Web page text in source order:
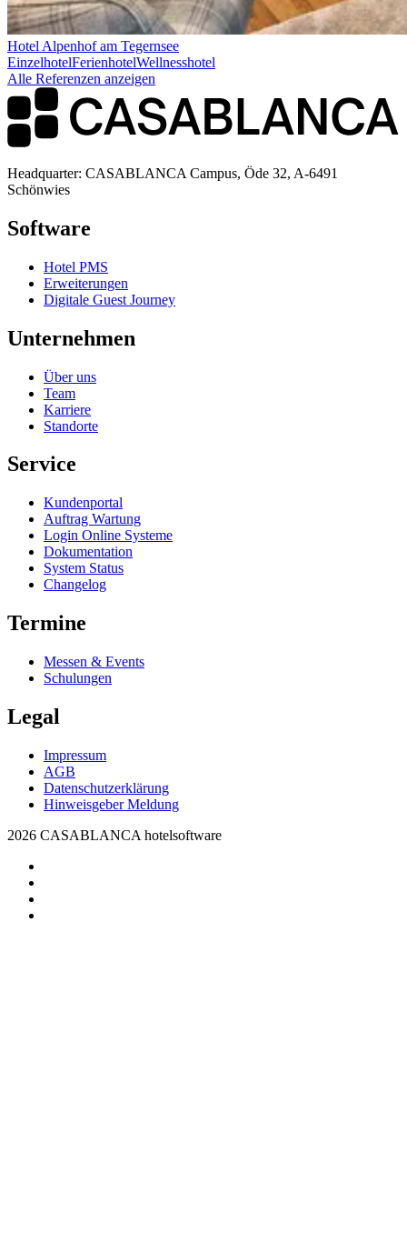
Hotel Alpenhof am Tegernsee
EinzelhotelFerienhotelWellnesshotel
Alle Referenzen anzeigen
Headquarter: CASABLANCA Campus, Öde 32, A-6491
Schönwies
Software
Hotel PMS
Erweiterungen
Digitale Guest Journey
Unternehmen
Über uns
Team
Karriere
Standorte
Service
Kundenportal
Auftrag Wartung
Login Online Systeme
Dokumentation
System Status
Changelog
Termine
Messen & Events
Schulungen
Legal
Impressum
AGB
Datenschutzerklärung
Hinweisgeber Meldung
2026 CASABLANCA hotelsoftware